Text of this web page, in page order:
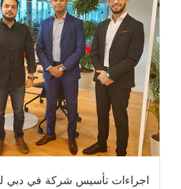
اجراءات تأسيس شركة في دبي